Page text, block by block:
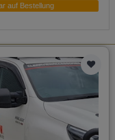
auf Bestellung